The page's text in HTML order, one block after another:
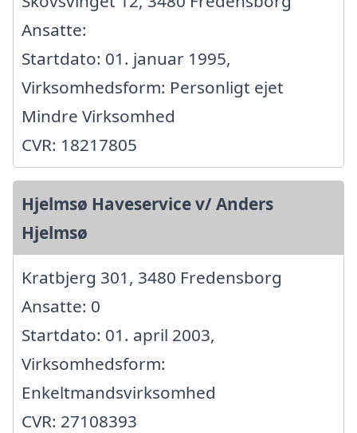
Ansatte:
Startdato: 01. januar 1995,
Virksomhedsform: Personligt ejet
Mindre Virksomhed
CVR: 18217805
Hjelmsø Haveservice v/ Anders
Hjelmsø
Kratbjerg 301, 3480 Fredensborg
Ansatte: 0
Startdato: 01. april 2003,
Virksomhedsform:
Enkeltmandsvirksomhed
CVR: 27108393